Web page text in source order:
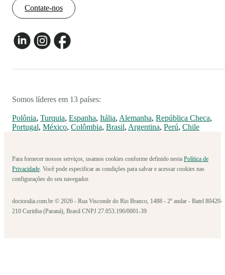
Contate-nos
Somos líderes em 13 países:
Polônia, Turquia, Espanha, Itália, Alemanha, República Checa,
Portugal, México, Colômbia, Brasil, Argentina, Perú, Chile
Para fornecer nossos serviços, usamos cookies conforme definido nesta Política de
Privacidade. Você pode especificar as condições para salvar e acessar cookies nas
configurações do seu navegador.
doctoralia.com.br © 2026 - Rua Visconde do Rio Branco, 1488 - 2º andar - Batel 80420-
210 Curitiba (Paraná), Brasil CNPJ 27.053.196/0001-39